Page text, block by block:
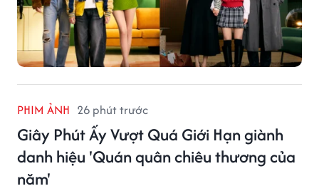
PHIM ẢNH 26 phút trước
Giây Phút Ấy Vượt Quá Giới Hạn giành
danh hiệu 'Quán quân chiêu thương của
năm'